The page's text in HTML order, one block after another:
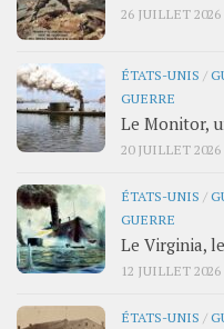
26 JUILLET 2026
ÉTATS-UNIS /
GUERRE
Le Monitor,
20 JUILLET 2026
ÉTATS-UNIS /
GUERRE
Le Virginia,
12 JUILLET 2026
ÉTATS-UNIS /